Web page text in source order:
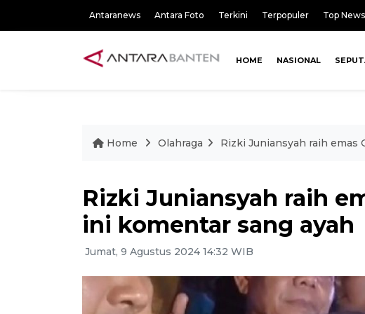
Antaranews Antara Foto Terkini Terpopuler Top News
HOME NASIONAL
Home Olahraga Rizki Juniansyah raih emas
Rizki Juniansyah raih
ini komentar sang ayah
Jumat, 9 Agustus 2024 14:32 WIB